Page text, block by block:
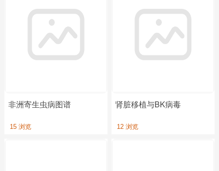
非洲寄生虫病图谱
15 浏览
肾脏移植与BK病毒
12 浏览